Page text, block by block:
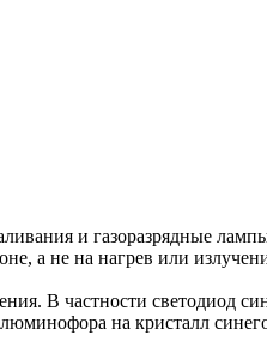
и газоразрядные
а не на нагрев или
В частности светодиод
на кристалл